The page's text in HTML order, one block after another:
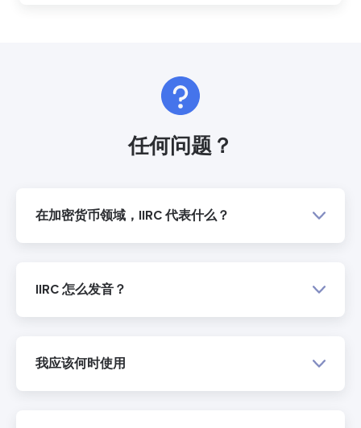
任何问题？
在加密货币领域，IIRC 代表什么？
IIRC 怎么发音？
我应该何时使用